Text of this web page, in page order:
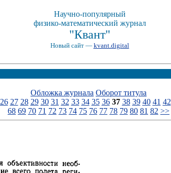
Научно-популярный
физико-математический журнал
"Квант"
Новый сайт — kvant.digital
Обложка журнала Оборот титула
26 27 28 29 30 31 32 33 34 35 36 37 38 39 40 41 42
68 69 70 71 72 73 74 75 76 77 78 79 80 81 82 >>